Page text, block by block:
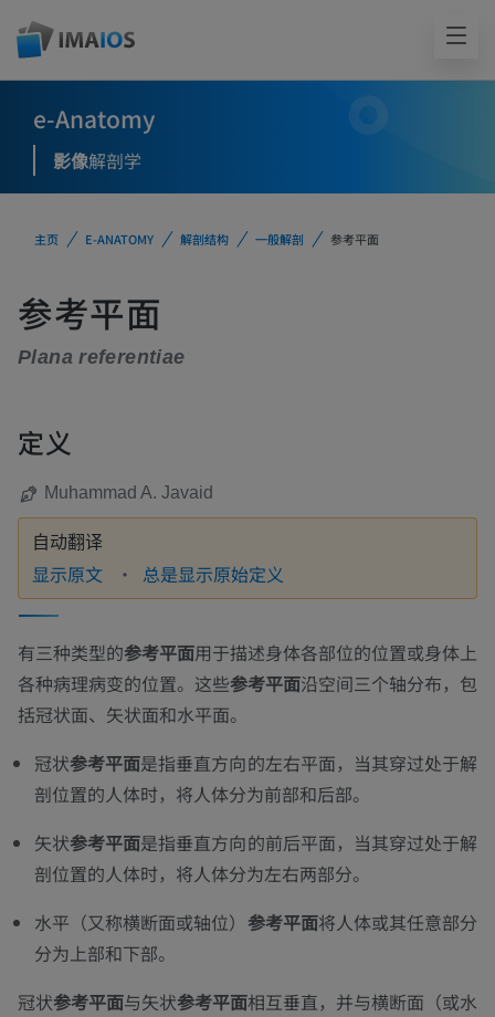
e-Anatomy
影像解剖学
主页 E-ANATOMY 解剖结构 一般解剖 参考平面
参考平面
Plana referentiae
定义
Muhammad A. Javaid
自动翻译
显示原文 总是显示原始定义
有三种类型的参考平面用于描述身体各部位的位置或身体上
各种病理病变的位置。这些参考平面沿空间三个轴分布，包
括冠状面、矢状面和水平面。
冠状参考平面是指垂直方向的左右平面，当其穿过处于解
剖位置的人体时，将人体分为前部和后部。
矢状参考平面是指垂直方向的前后平面，当其穿过处于解
剖位置的人体时，将人体分为左右两部分。
水平（又称横断面或轴位） 参考平面将人体或其任意部分
分为上部和下部。
冠状参考平面与矢状参考平面相互垂直，并与横断面（或水